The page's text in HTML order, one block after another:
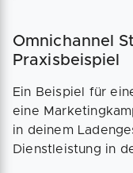
Omnichannel
Praxisbeispiel
Ein Beispiel für
eine
in deinem
Dienstleistung in